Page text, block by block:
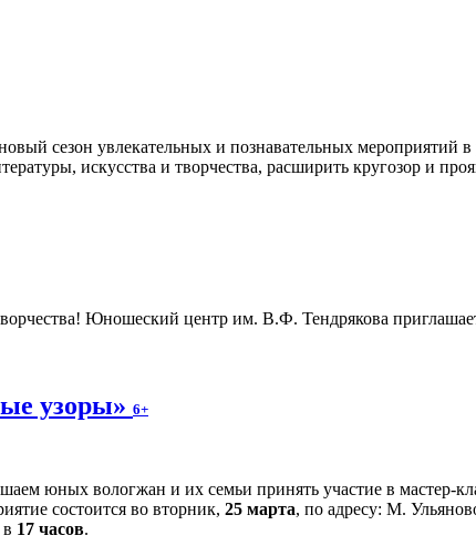
сезон увлекательных и познавательных мероприятий
искусства и творчества, расширить кругозор и
Юношеский центр им. В.Ф. Тендрякова
узоры» 6+
юных вологжан и их семьи принять участие в мастер-
состоится во вторник, 25 марта, по адресу: М.
17 часов.